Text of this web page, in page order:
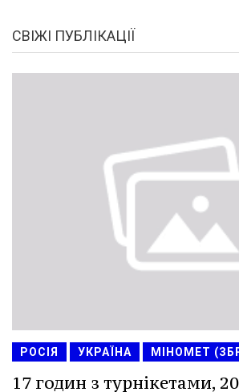
СВІЖІ ПУБЛІКАЦІЇ
РОСІЯ УКРАЇНА МІНОМЕТ
17 годин з турнікетами,